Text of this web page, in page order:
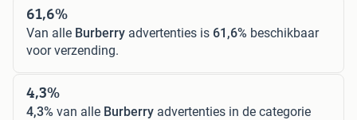
61,6%
Van alle Burberry advertenties is 61,6% beschikbaar
voor verzending.
4,3%
4,3% van alle Burberry advertenties in de categorie